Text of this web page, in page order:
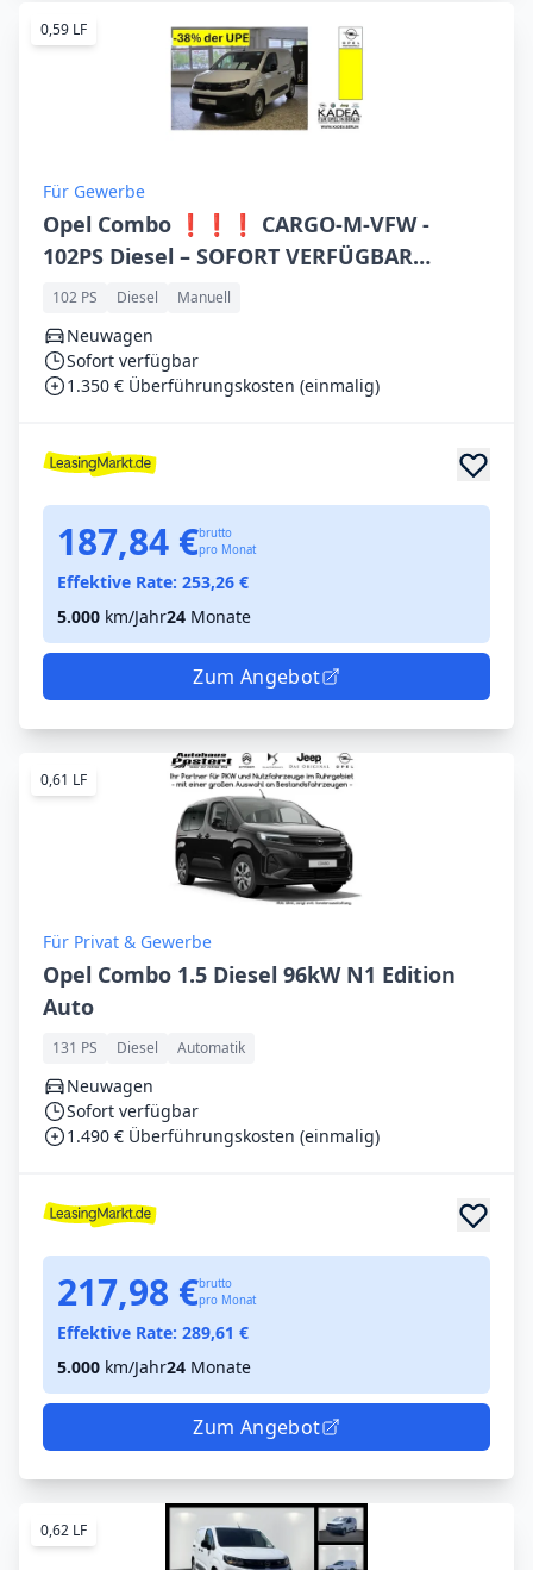
0,59 LF
Für Gewerbe
Opel Combo ❗️❗️❗️ CARGO-M-VFW -
102PS Diesel – SOFORT VERFÜGBAR
❗️❗️❗️
102 PS Diesel Manuell
Neuwagen
Sofort verfügbar
1.350 € Überführungskosten (einmalig)
187,84 €brutto
pro Monat
Effektive Rate: 253,26 €
5.000 km/Jahr24 Monate
Zum Angebot
0,61 LF
Für Privat & Gewerbe
Opel Combo 1.5 Diesel 96kW N1 Edition
Auto
131 PS Diesel Automatik
Neuwagen
Sofort verfügbar
1.490 € Überführungskosten (einmalig)
217,98 €brutto
pro Monat
Effektive Rate: 289,61 €
5.000 km/Jahr24 Monate
Zum Angebot
0,62 LF